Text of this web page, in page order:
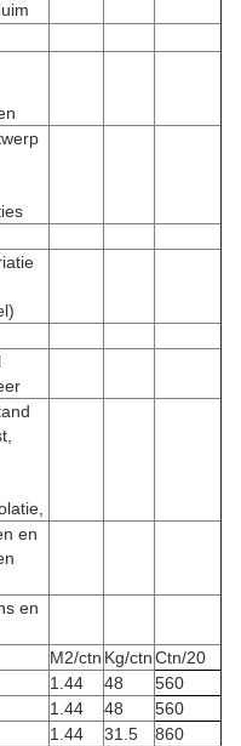
en
en
M2/ctn Kg/ctnCtn/20
1.44 48
560
1.44 48
560
1.44 31.5
860